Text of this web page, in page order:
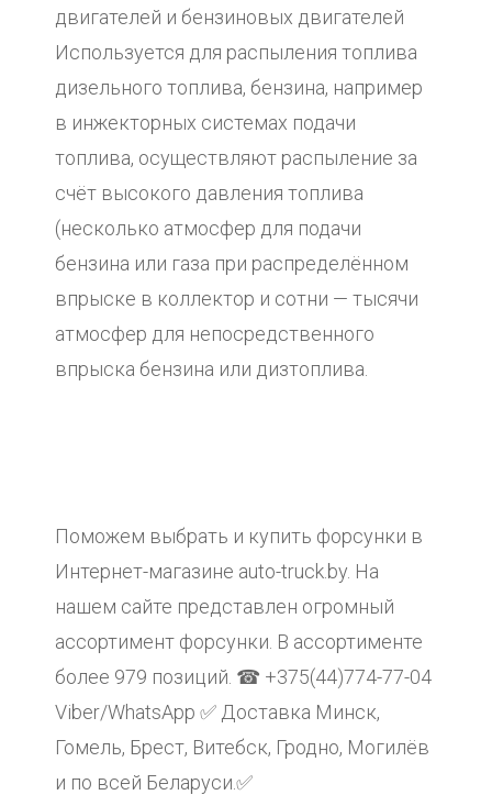
двигателей и бензиновых двигателей
Используется для распыления топлива
дизельного топлива, бензина, например
в инжекторных системах подачи
топлива, осуществляют распыление за
счёт высокого давления топлива
(несколько атмосфер для подачи
бензина или газа при распределённом
впрыске в коллектор и сотни — тысячи
атмосфер для непосредственного
впрыска бензина или дизтоплива.
Поможем выбрать и купить форсунки в
Интернет-магазине auto-truck.by. На
нашем сайте представлен огромный
ассортимент форсунки. В ассортименте
более 979 позиций. ☎ +375(44)774-77-04
Viber/WhatsApp ✅ Доставка Минск,
Гомель, Брест, Витебск, Гродно, Могилёв
и по всей Беларуси.✅